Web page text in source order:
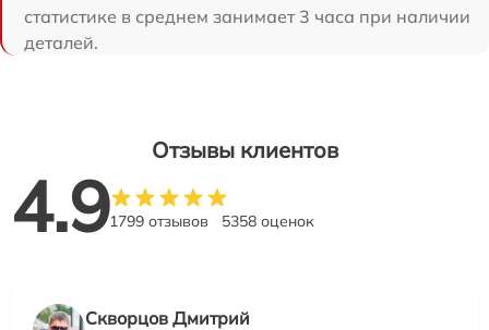
статистике в среднем занимает 3 часа при наличии
деталей.
Отзывы клиентов
4.91799 отзывов 5358 оценок
Скворцов Дмитрий